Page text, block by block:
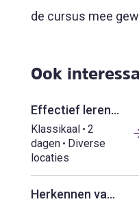
de cursus mee
Ook
Effectief leren bemiddelen
Klassikaal
2
dagen
Diverse
locaties
Herkennen van en omgaan met huurders met 'verward' gedrag